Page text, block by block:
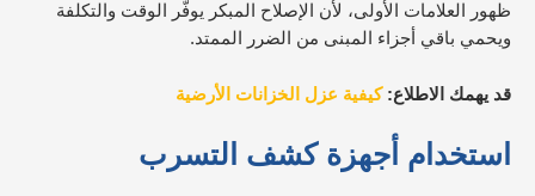
ظهور العلامات الأولى، لأن الإصلاح المبكر يوفّر الوقت والتكلفة
ويحمي باقي أجزاء المبنى من الضرر الممتد.
قد يهمك الاطلاع:كيفية عزل الخزانات الأرضية
استخدام أجهزة كشف التسرب